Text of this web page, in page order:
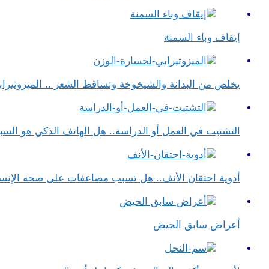
إيقاف وباء السمنة
يخلص من البدانة والشيخوخة وتساقط الشعر ..
التشتيت في العمل أو الدراسة.. هل الهاتف الذكي هو
أدوية احتقان الأنف.. هل تسبب مضاعفات على صحة
أعراض سابق الحيض